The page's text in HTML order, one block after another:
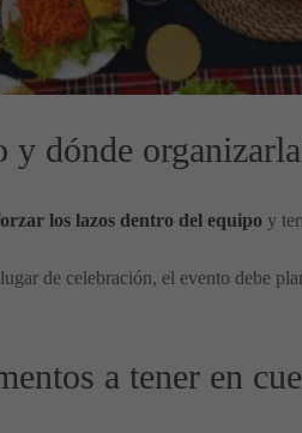
y dónde
los lazos dentro del equipo y
de celebración, el evento debe
a tener en